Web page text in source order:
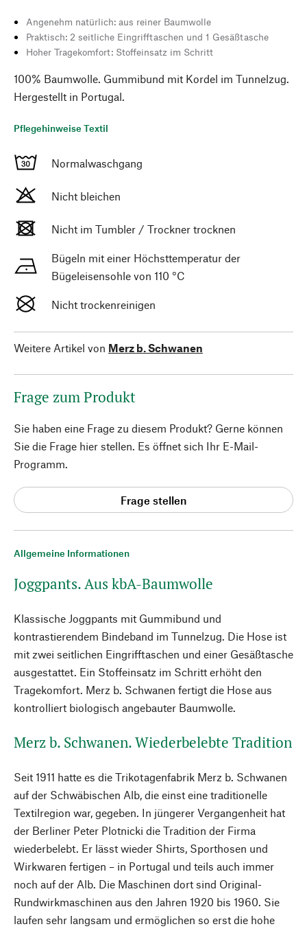
Allgemeine Informationen
Joggpants. Aus kbA-Baumwolle
Klassische Joggpants mit Gummibund und
kontrastierendem Bindeband im Tunnelzug. Die Hose ist
mit zwei seitlichen Eingrifftaschen und einer Gesäßtasche
ausgestattet. Ein Stoffeinsatz im Schritt erhöht den
Tragekomfort. Merz b. Schwanen fertigt die Hose aus
kontrolliert biologisch angebauter Baumwolle.
Merz b. Schwanen. Wiederbelebte Tradition
Seit 1911 hatte es die Trikotagenfabrik Merz b. Schwanen
auf der Schwäbischen Alb, die einst eine traditionelle
Textilregion war, gegeben. In jüngerer Vergangenheit hat
der Berliner Peter Plotnicki die Tradition der Firma
wiederbelebt. Er lässt wieder Shirts, Sporthosen und
Wirkwaren fertigen – in Portugal und teils auch immer
noch auf der Alb. Die Maschinen dort sind Original-
Rundwirkmaschinen aus den Jahren 1920 bis 1960. Sie
laufen sehr langsam und ermöglichen so erst die hohe
Angenehm natürlich: aus reiner Baumwolle
Praktisch: 2 seitliche Eingrifftaschen und 1 Gesäßtasche
Hoher Tragekomfort: Stoffeinsatz im Schritt
100% Baumwolle. Gummibund mit Kordel im Tunnelzug.
Hergestellt in Portugal.
Pflegehinweise Textil
Normalwaschgang
Nicht bleichen
Nicht im Tumbler / Trockner trocknen
Bügeln mit einer Höchsttemperatur der
Bügeleisensohle von 110 °C
Nicht trockenreinigen
Weitere Artikel von Merz b. Schwanen
Frage zum Produkt
Sie haben eine Frage zu diesem Produkt? Gerne können
Sie die Frage hier stellen. Es öffnet sich Ihr E-Mail-
Programm.
Frage stellen